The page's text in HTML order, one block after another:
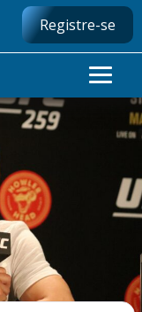
Registre-se